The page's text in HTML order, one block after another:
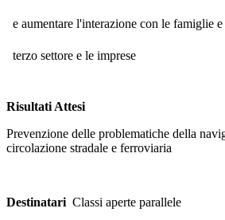
e aumentare l'interazione con le famiglie
terzo settore e le imprese
Risultati Attesi
Prevenzione delle problematiche della
circolazione stradale e ferroviaria
Destinatari Classi aperte parallele